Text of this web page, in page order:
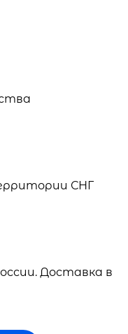
СНГ
Доставка в